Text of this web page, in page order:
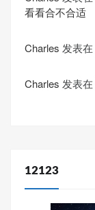
看看合不合适
Charles 发表在
Charles 发表在
12123